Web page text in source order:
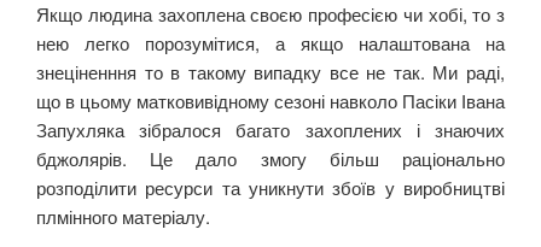
Якщо людина захоплена своєю професією чи хобі, то з
нею легко порозумітися, а якщо налаштована на
знеціненння то в такому випадку все не так. Ми раді,
що в цьому матковивідному сезоні навколо Пасіки Івана
Запухляка зібралося багато захоплених і знаючих
бджолярів. Це дало змогу більш раціонально
розподілити ресурси та уникнути збоїв у виробництві
плмінного матеріалу.